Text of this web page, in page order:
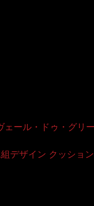
ェール・ドゥ・グリー
デザイン クッショ